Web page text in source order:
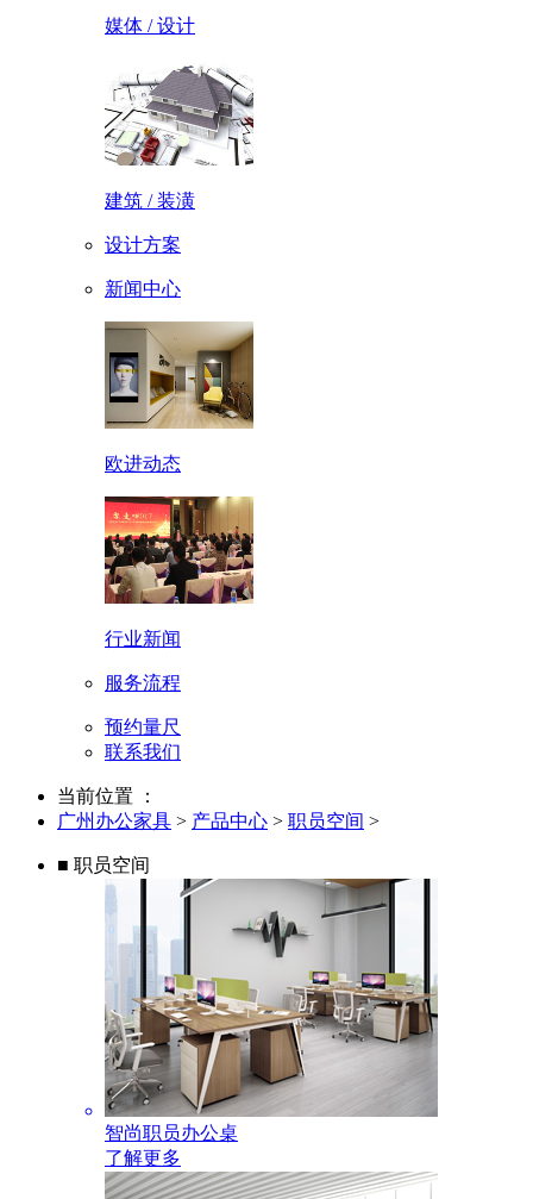
媒体 / 设计
建筑 / 装潢
设计方案
新闻中心
欧进动态
行业新闻
服务流程
预约量尺
联系我们
当前位置 ：
广州办公家具 > 产品中心 > 职员空间 >
■ 职员空间
智尚职员办公桌
了解更多